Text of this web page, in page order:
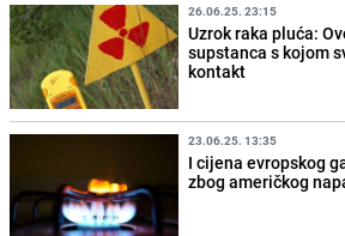
26.06.25. 23:15
Uzrok raka pluća:
supstanca s kojom
kontakt
23.06.25. 13:35
I cijena evropskog
zbog američkog